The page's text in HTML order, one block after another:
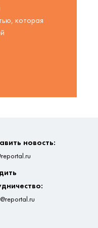
которая
новость: